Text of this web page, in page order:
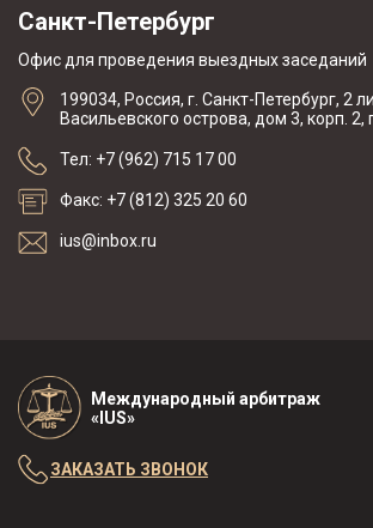
Санкт-Петербург
Офис для проведения выездных заседаний
199034, Россия, г. Санкт-Петербург, 2
Васильевского острова, дом 3, корп. 2,
Тел: +7 (962) 715 17 00
Факс: +7 (812) 325 20 60
ius@inbox.ru
Международный арбитраж
«IUS»
ЗАКАЗАТЬ ЗВОНОК